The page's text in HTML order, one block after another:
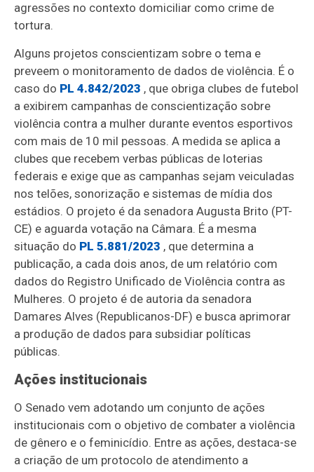
agressões no contexto domiciliar como crime de
tortura.
Alguns projetos conscientizam sobre o tema e
preveem o monitoramento de dados de violência. É o
caso do PL 4.842/2023 , que obriga clubes de futebol
a exibirem campanhas de conscientização sobre
violência contra a mulher durante eventos esportivos
com mais de 10 mil pessoas. A medida se aplica a
clubes que recebem verbas públicas de loterias
federais e exige que as campanhas sejam veiculadas
nos telões, sonorização e sistemas de mídia dos
estádios. O projeto é da senadora Augusta Brito (PT-
CE) e aguarda votação na Câmara. É a mesma
situação do PL 5.881/2023 , que determina a
publicação, a cada dois anos, de um relatório com
dados do Registro Unificado de Violência contra as
Mulheres. O projeto é de autoria da senadora
Damares Alves (Republicanos-DF) e busca aprimorar
a produção de dados para subsidiar políticas
públicas.
Ações institucionais
O Senado vem adotando um conjunto de ações
institucionais com o objetivo de combater a violência
de gênero e o feminicídio. Entre as ações, destaca-se
a criação de um protocolo de atendimento a